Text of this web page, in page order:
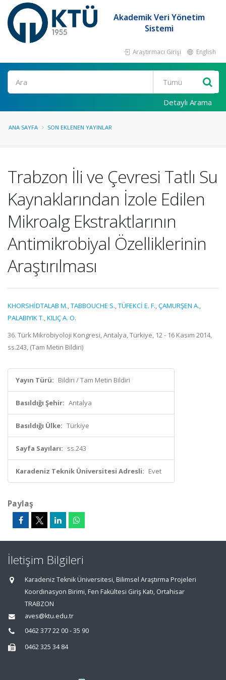
Akademik Veri Yönetim
Sistemi
Araştırmacı Girişi English
Ara
Detaylı Arama
ANA SAYFA SON EKLENEN YAYINLAR
Trabzon İli ve Çevresi Tatlı Su
Kaynaklarından İzole Edilen
Mikroalg Ekstraktlarının
Antimikrobiyal Özelliklerinin
Araştırılması
KHORSHİDTALAB M.,TABBOUCHE S.,TÜFEKCİ E. F.,ÇAMURŞEN A.,
PALABIYIK T.,KILIÇ A. O.
36. Türk Mikrobiyoloji Kongresi, Antalya, Türkiye, 12 - 16 Kasım 2014,
ss.243, (Tam Metin Bildiri)
Yayın Türü: Bildiri / Tam Metin Bildiri
Basıldığı Şehir: Antalya
Basıldığı Ülke: Türkiye
Sayfa Sayıları: ss.243
Karadeniz Teknik Üniversitesi Adresli: Evet
Paylaş
İletişim Bilgileri
Karadeniz Teknik Üniversitesi, Bilimsel Araştırma Projeleri
Koordinasyon Birimi, Fen Fakültesi Giriş Katı, Ortahisar
TRABZON
aves@ktu.edu.tr
0462 377 22 00 - 35 90
0462 325 34 84